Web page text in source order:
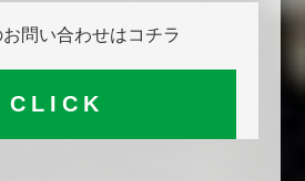
お問い合わせはコチラ
CLICK